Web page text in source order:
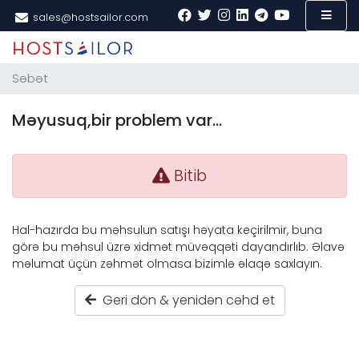
sales@hostsailor.com
Səbət
Məyusuq,bir problem var...
Bitib
Hal-hazırda bu məhsulun satışı həyata keçirilmir, buna
görə bu məhsul üzrə xidmət müvəqqəti dayandırlıb. Əlavə
məlumat üçün zəhmət olmasa bizimlə əlaqə saxlayın.
Geri dön & yenidən cəhd et